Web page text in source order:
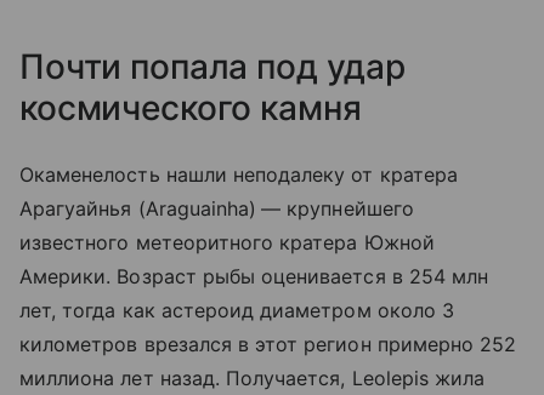
Почти попала под удар
космического камня
Окаменелость нашли неподалеку от кратера
Арагуайнья (Araguainha) — крупнейшего
известного метеоритного кратера Южной
Америки. Возраст рыбы оценивается в 254 млн
лет, тогда как астероид диаметром около 3
километров врезался в этот регион примерно 252
миллиона лет назад. Получается, Leolepis жила